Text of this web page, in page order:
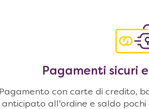
Pagamenti sicuri
Pagamento con carte di credito,
anticipato all'ordine e saldo pochi